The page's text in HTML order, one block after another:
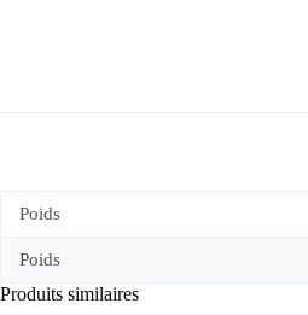
Poids
Poids
Produits similaires